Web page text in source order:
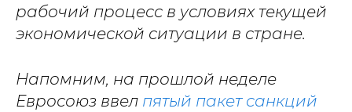
рабочий процесс в условиях текущей
экономической ситуации в стране.
Напомним, на прошлой неделе
Евросоюз ввел пятый пакет санкций